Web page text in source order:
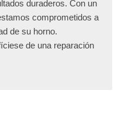
duraderos. Con un
comprometidos a
de su horno.
de una reparación